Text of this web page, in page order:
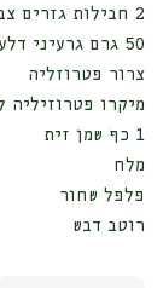
2 חבילות גזרים צבעוניים
50 גרם גרעיני דלעת
צרור פטרוזליה
מיקרו פטרוזיליה
1 כף שמן זית
מלח
פלפל שחור
רוטב דבש